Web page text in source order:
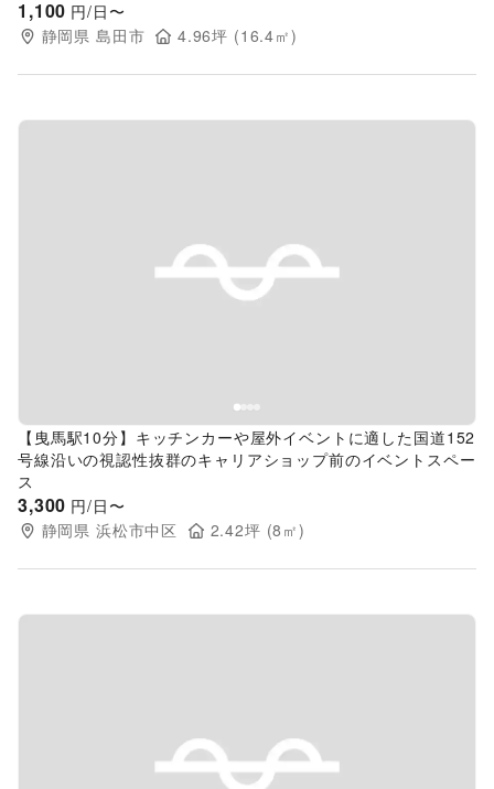
1,100 円/日〜
静岡県 島田市 4.96坪 (16.4㎡)
Previous slide
【曳馬駅10分】キッチンカーや屋外イベントに適した国道152
号線沿いの視認性抜群のキャリアショップ前のイベントスペー
ス
3,300 円/日〜
静岡県 浜松市中区 2.42坪 (8 ㎡)
Previous slide